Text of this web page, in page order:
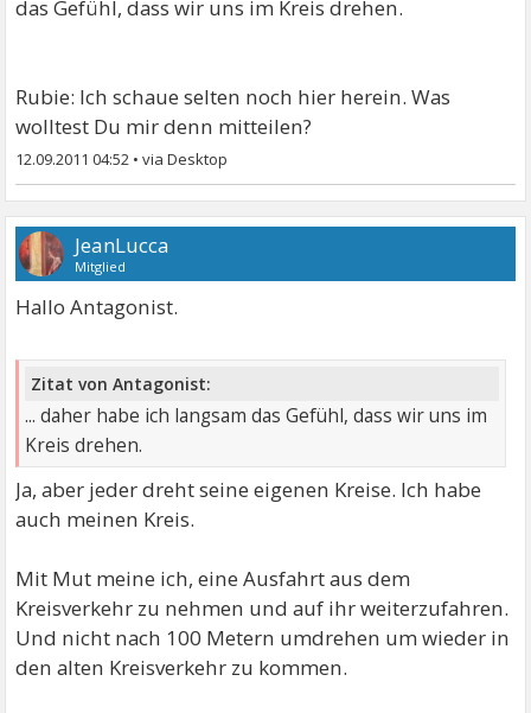
das Gefühl, dass wir uns im Kreis drehen.
Rubie: Ich schaue selten noch hier herein. Was
wolltest Du mir denn mitteilen?
12.09.2011 04:52 •
JeanLucca
Mitglied
Hallo Antagonist.
Zitat von Antagonist:
... daher habe ich langsam das Gefühl, dass wir uns im
Kreis drehen.
Ja, aber jeder dreht seine eigenen Kreise. Ich habe
auch meinen Kreis.
Mit Mut meine ich, eine Ausfahrt aus dem
Kreisverkehr zu nehmen und auf ihr weiterzufahren.
Und nicht nach 100 Metern umdrehen um wieder in
den alten Kreisverkehr zu kommen.